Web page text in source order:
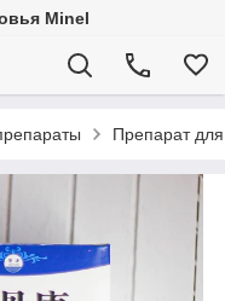
Minel
Препарат